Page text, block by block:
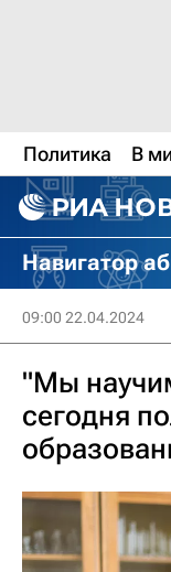
Политика В
Навигатор
09:00 22.04.2024
"Мы
сегодня